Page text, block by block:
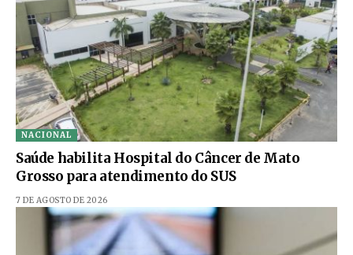
NACIONAL
Saúde habilita Hospital do Câncer de Mato
Grosso para atendimento do SUS
7 DE AGOSTO DE 2026